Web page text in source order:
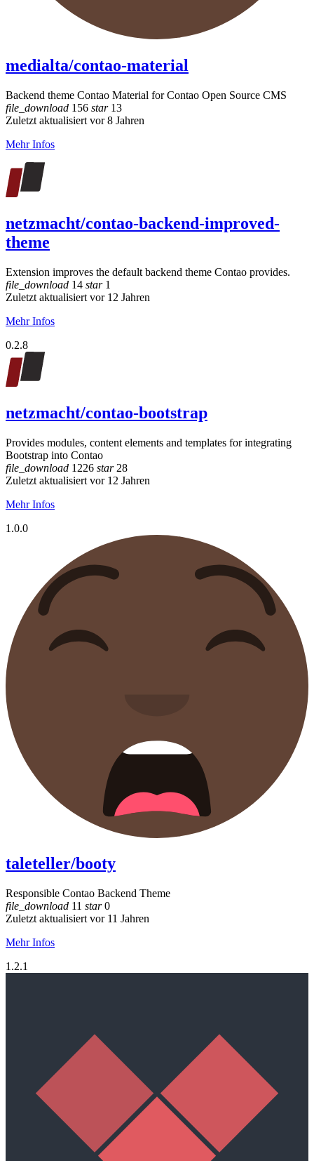
medialta/contao-material
Backend theme Contao Material for Contao Open Source CMS
file_download 156 star13
Zuletzt aktualisiert vor 8 Jahren
Mehr Infos
netzmacht/contao-backend-improved-
theme
Extension improves the default backend theme Contao provides.
file_download 14 star1
Zuletzt aktualisiert vor 12 Jahren
Mehr Infos
0.2.8
netzmacht/contao-bootstrap
Provides modules, content elements and templates for integrating
Bootstrap into Contao
file_download 1226 star28
Zuletzt aktualisiert vor 12 Jahren
Mehr Infos
1.0.0
taleteller/booty
Responsible Contao Backend Theme
file_download 11 star0
Zuletzt aktualisiert vor 11 Jahren
Mehr Infos
1.2.1